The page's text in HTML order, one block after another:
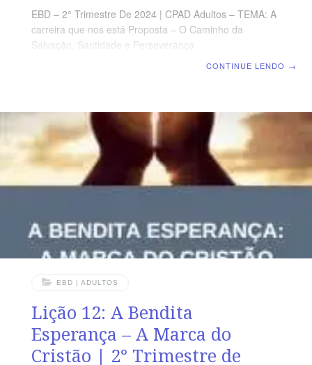
EBD – 2° Trimestre De 2024 | CPAD Adultos – TEMA: A
carreira que nos está Proposta – O Caminho da
Salvação, Santidade e Perseverança
PRÁTICA A cidade celestial é o alvo de toda a nossa
jornada que iniciou com o Novo Nascimento e se
consumará com a entrada pelos portões celestiais.
LEITURA DIÁRIA Segunda – Lc 23.46; 2 Co 12.2-4 O
CONTINUE LENDO →
EBD | ADULTOS
Lição 12: A Bendita
Esperança – A Marca do
Cristão | 2° Trimestre de